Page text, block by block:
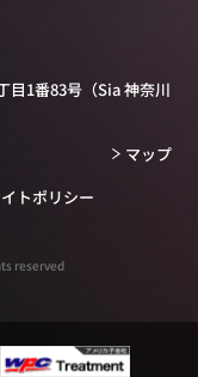
目1番83号 （Sia 神奈川
マップ
トポリシー
reserved